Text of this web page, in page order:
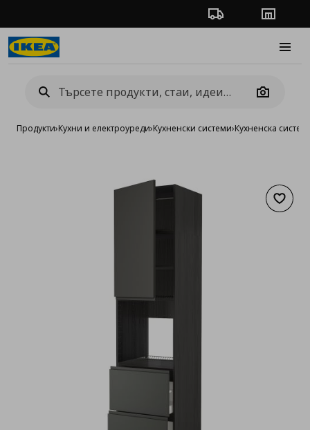
Проследяване на
Camera
Продукти›Кухни и електроуреди›Кухненски системи›Кухненска